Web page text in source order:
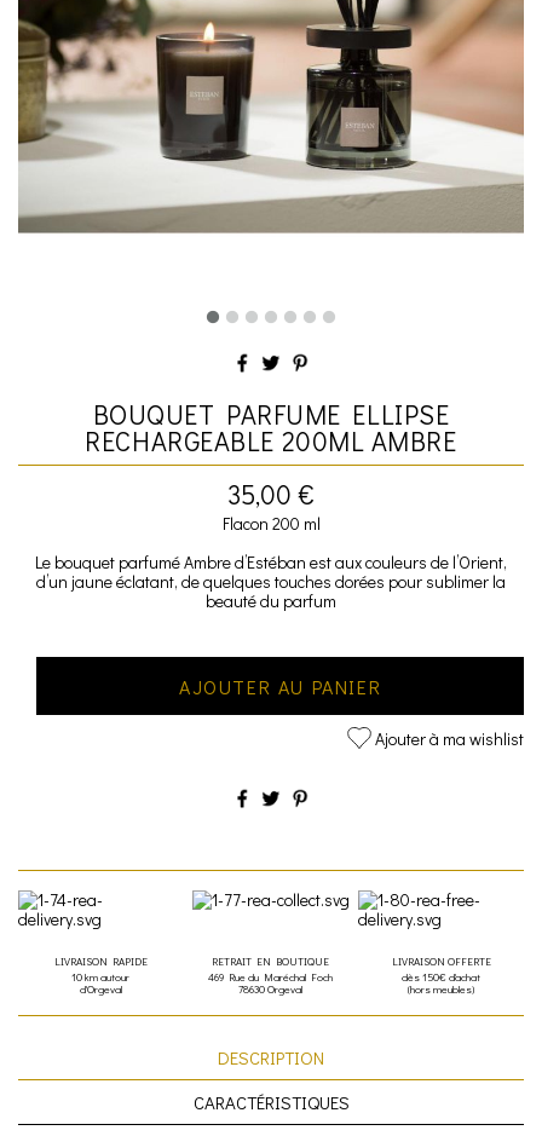
BOUQUET PARFUME ELLIPSE
RECHARGEABLE 200ML AMBRE
35,00 €
Flacon 200 ml
Le bouquet parfumé Ambre d’Estéban est aux couleurs de l’Orient,
d’un jaune éclatant, de quelques touches dorées pour sublimer la
beauté du parfum
AJOUTER AU PANIER
Ajouter à ma wishlist
LIVRAISON RAPIDE
10 km autour
d'Orgeval
RETRAIT EN BOUTIQUE
469 Rue du Maréchal Foch
78630 Orgeval
LIVRAISON OFFERTE
dès 150€ d'achat
(hors meubles)
DESCRIPTION
CARACTÉRISTIQUES